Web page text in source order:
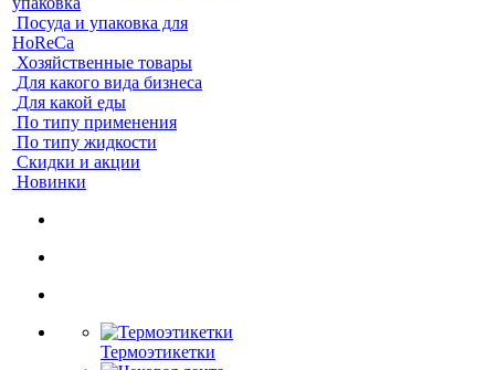
Посуда и упаковка для
HoReCa
Хозяйственные товары
Для какого вида бизнеса
Для какой еды
По типу применения
По типу жидкости
Скидки и акции
Новинки
Термоэтикетки